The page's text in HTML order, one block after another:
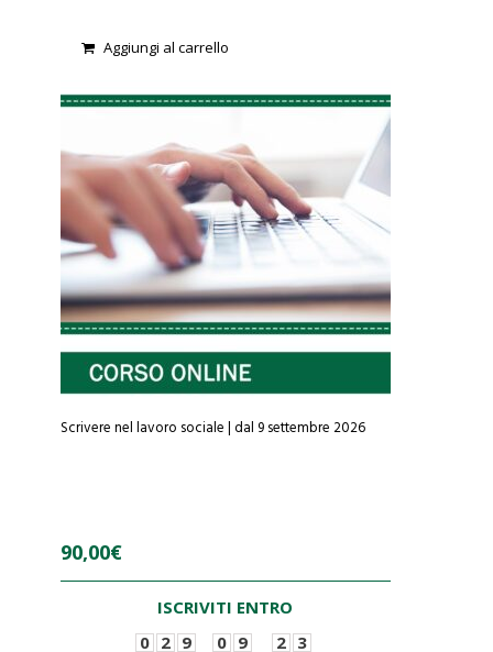
Aggiungi al carrello
o
u
5
Scrivere nel lavoro sociale | dal 9 settembre 2026
90,00€
ISCRIVITI ENTRO
0 2 9 0 9 2 3